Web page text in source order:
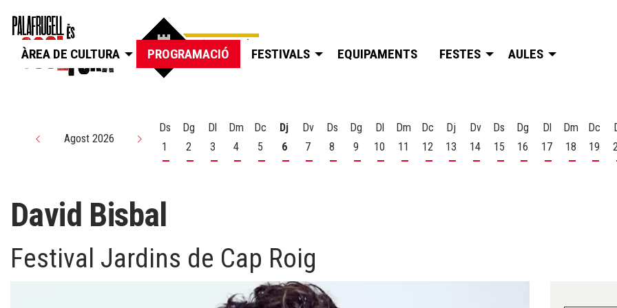
ÀREA DE CULTURA PROGRAMACIÓ FESTIVALS EQUIPAMENTS FESTES AULES
Agost 2026
Ds
1
Dissabte 1 d'agost
Dg
2
Diumenge 2 d'agost
Dl
3
Dilluns 3 d'agost
Dm
4
Dimarts 4 d'agost
Dc
5
Dimecres 5 d'agost
Dj
6
Dijous 6 d'agost
Dv
7
Divendres 7 d'agost
Ds
8
Dissabte 8 d'agost
Dg
9
Diumenge 9 d'agost
Dl
10
Dilluns 10 d'agost
Dm
11
Dimarts 11 d'agost
Dc
12
Dimecres 12 d'agost
Dj
13
Dijous 13 d'agost
Dv
14
Divendres 14 d'agost
Ds
15
Dissabte 15 d'agost
Dg
16
Diumenge 16 d'agost
Dl
17
Dilluns 17
Dm
18
Dimarts
Dc
19
David Bisbal
Festival Jardins de Cap Roig